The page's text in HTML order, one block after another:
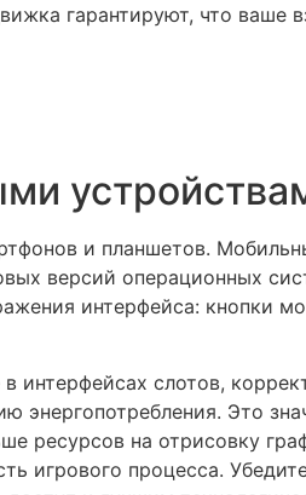
гарантируют, что ваше
и планшетов.
версий операционных
интерфейса: кнопки
интерфейсах слотов,
энергопотребления. Это
ресурсов на отрисовку
игрового процесса.